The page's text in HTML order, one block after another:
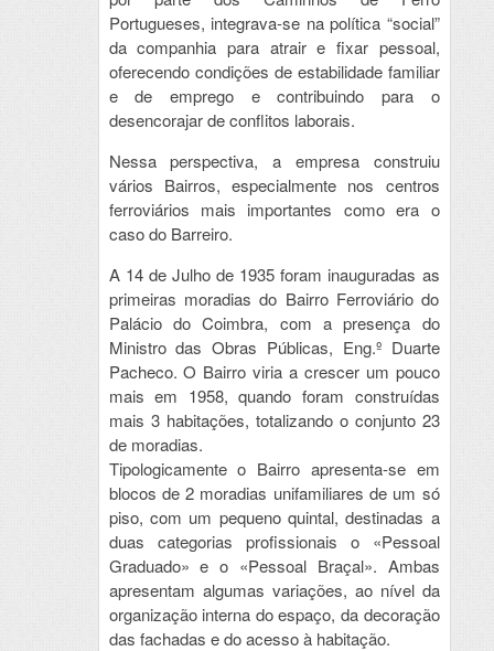
Portugueses, integrava-se na política “social”
da companhia para atrair e fixar pessoal,
oferecendo condições de estabilidade familiar
e de emprego e contribuindo para o
desencorajar de conflitos laborais.
Nessa perspectiva, a empresa construiu
vários Bairros, especialmente nos centros
ferroviários mais importantes como era o
caso do Barreiro.
A 14 de Julho de 1935 foram inauguradas as
primeiras moradias do Bairro Ferroviário do
Palácio do Coimbra, com a presença do
Ministro das Obras Públicas, Eng.º Duarte
Pacheco. O Bairro viria a crescer um pouco
mais em 1958, quando foram construídas
mais 3 habitações, totalizando o conjunto 23
de moradias.
Tipologicamente o Bairro apresenta-se em
blocos de 2 moradias unifamiliares de um só
piso, com um pequeno quintal, destinadas a
duas categorias profissionais o «Pessoal
Graduado» e o «Pessoal Braçal». Ambas
apresentam algumas variações, ao nível da
organização interna do espaço, da decoração
das fachadas e do acesso à habitação.